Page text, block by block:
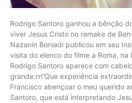
Rodrigo Santoro ganhou a bênção
viver Jesus Cristo no remake de
Nazanin Boniadi publicou em seu
visita do elenco do filme a Roma, na
Rodrigo Santoro aparece com
grande.rn“Que experiência
Francisco abençoar o meu querido
Santoro, que está interpretando